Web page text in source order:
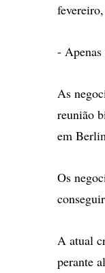
-
As
reunião
em
Os
A atual
perante